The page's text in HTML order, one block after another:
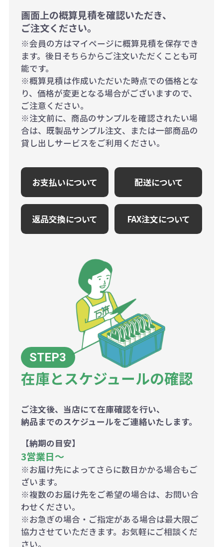
画面上の概算見積を確認いただき、
ご注文ください。
※会員の方はマイページに概算見積を保存でき
ます。後日そちらからご注文いただくことも可
能です。
※概算見積は作成いただいた時点での価格とな
り、価格が変更となる場合がございますので、
ご注意ください。
※注文前に、商品のサンプルを確認されたい場
合は、既製品サンプル注文、または一部商品の
貸し出しサービスをご利用ください。
お支払いについて 配送について
返品交換について FAX注文について
在庫とスケジュールの確認
ご注文後、当店にて在庫確認を行い、
納品までのスケジュールをご連絡いたします。
【納期の目安】
3営業日〜
※お届け先によってさらに数日かかる場合もご
ざいます。
※複数のお届け先をご希望の場合は、お問い合
わせください。
※お急ぎの場合・ご指定がある場合は最大限ご
協力させていただきます。お気軽にご相談くだ
さい。